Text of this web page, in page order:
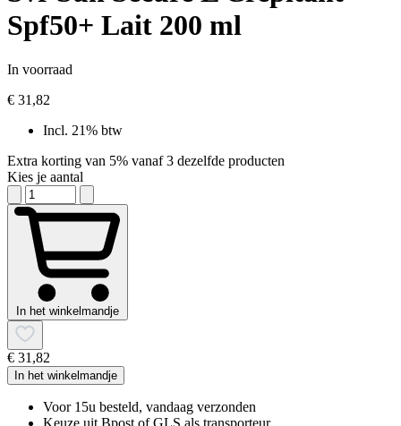
Spf50+ Lait 200 ml
In voorraad
€ 31,82
Incl. 21% btw
Extra korting van 5% vanaf 3 dezelfde producten
Kies je aantal
In het winkelmandje
€ 31,82
In het winkelmandje
Voor 15u besteld, vandaag verzonden
Keuze uit Bpost of GLS als transporteur.